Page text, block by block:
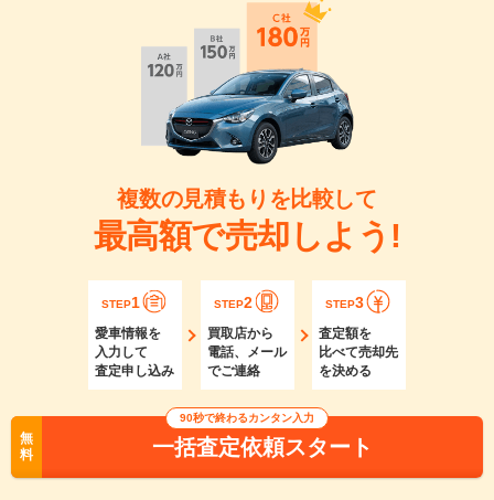
複数の見積もりを比較して
最高額で売却しよう!
STEP1
愛車情報を
入力して
査定申し込み
STEP2
買取店から
電話、メール
でご連絡
STEP3
査定額を
比べて売却先
を決める
無
料
90秒で終わるカンタン入力
一括査定依頼スタート